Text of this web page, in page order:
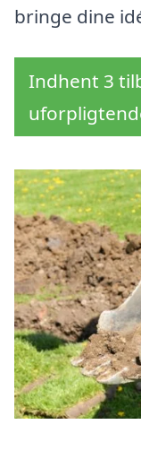
bringe dine
Indhent 3